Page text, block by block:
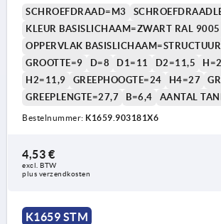
SCHROEFDRAAD=M3
KLEUR BASISLICHAAM=ZWART RAL 9005
OPPERVLAK
GROOTTE=9
D=8 D1=11 D2=11,5
H2=11,9
GREEPHOOGTE=24 H4=27
GREEPLENGTE=27,7
B=6,4 AANTAL
Bestelnummer: K1659.903181X6
4,53 €
excl. BTW
plus verzendkosten
K1659 STM